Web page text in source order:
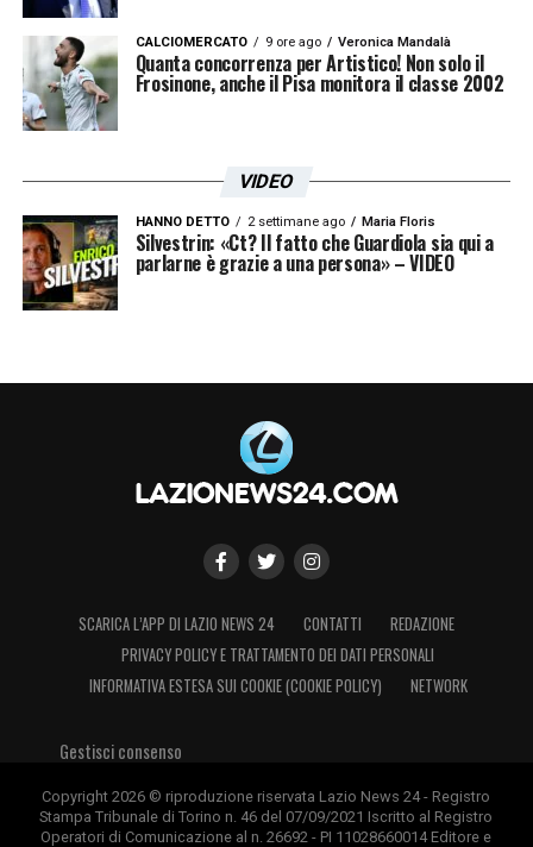
CALCIOMERCATO 9 ore ago Veronica Mandalà
Quanta concorrenza per Artistico! Non solo il
Frosinone, anche il Pisa monitora il classe 2002
VIDEO
HANNO DETTO 2 settimane ago Maria Floris
Silvestrin: «Ct? Il fatto che Guardiola sia qui a
parlarne è grazie a una persona» – VIDEO
SCARICA L’APP DI LAZIO NEWS 24 CONTATTI
REDAZIONE
PRIVACY POLICY E TRATTAMENTO DEI DATI PERSONALI
INFORMATIVA ESTESA SUI COOKIE (COOKIE POLICY)
NETWORK
Gestisci consenso
Copyright 2026 © riproduzione riservata Lazio News 24 - Registro
Stampa Tribunale di Torino n. 46 del 07/09/2021 Iscritto al Registro
Operatori di Comunicazione al n. 26692 - PI 11028660014 Editore e